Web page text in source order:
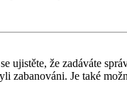
že zadáváte
zabanováni. Je také